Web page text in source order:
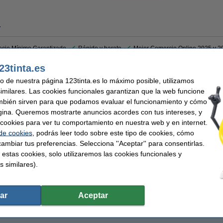
Mínimo Garantizado Rápido y barato Mejor Comercio Online 2025 y
impresoras de transferencia térmica. Esta cinta de cera Zebra 2300 para
en diferentes tipos de papel y a una velocidad de 250 mm por segundo.
89 mm x 450 m Tipo:
Color:
de nuestra página 123tinta.es lo máximo posible, utilizamos
Las cookies funcionales garantizan que la web funcione
sirven para que podamos evaluar el funcionamiento y cómo
Queremos mostrarte anuncios acordes con tus intereses, y
para ver tu comportamiento en nuestra web y en internet.
cookies, podrás leer todo sobre este tipo de cookies, cómo
tus preferencias. Selecciona ''Aceptar'' para consentirlas.
cookies, solo utilizaremos las cookies funcionales y
similares).
Aceptar